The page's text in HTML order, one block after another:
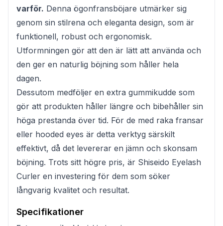
varför. Denna ögonfransböjare utmärker sig
genom sin stilrena och eleganta design, som är
funktionell, robust och ergonomisk.
Utformningen gör att den är lätt att använda och
den ger en naturlig böjning som håller hela
dagen.
Dessutom medföljer en extra gummikudde som
gör att produkten håller längre och bibehåller sin
höga prestanda över tid. För de med raka fransar
eller hooded eyes är detta verktyg särskilt
effektivt, då det levererar en jämn och skonsam
böjning. Trots sitt högre pris, är Shiseido Eyelash
Curler en investering för dem som söker
långvarig kvalitet och resultat.
Specifikationer